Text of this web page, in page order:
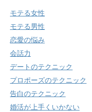
モテる女性
モテる男性
恋愛の悩み
会話力
デートのテクニック
プロポーズのテクニック
告白のテクニック
婚活が上手くいかない